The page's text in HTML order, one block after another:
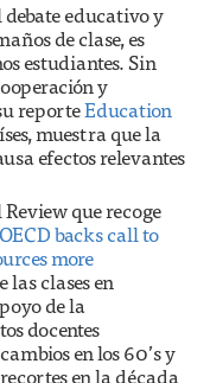
educativo y
de clase, es
estudiantes. Sin
y
reporteEducation
muestra que la
efectos relevantes
que recoge
OECD backs call to
more
las clases en
de la
docentes
en los 60’s y
en la década